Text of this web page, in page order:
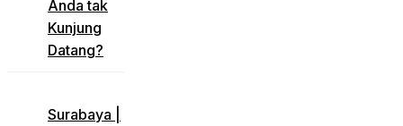
Anda tak
Kunjung
Datang?
​Surabaya |